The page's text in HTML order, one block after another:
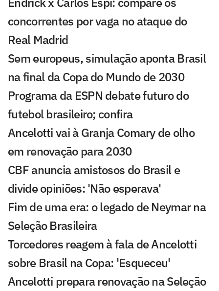
concorrentes por vaga no ataque do
Real Madrid
Sem europeus, simulação aponta Brasil
na final da Copa do Mundo de 2030
Programa da ESPN debate futuro do
futebol brasileiro; confira
Ancelotti vai à Granja Comary de olho
em renovação para 2030
CBF anuncia amistosos do Brasil e
divide opiniões: 'Não esperava'
Fim de uma era: o legado de Neymar na
Seleção Brasileira
Torcedores reagem à fala de Ancelotti
sobre Brasil na Copa: 'Esqueceu'
Ancelotti prepara renovação na Seleção